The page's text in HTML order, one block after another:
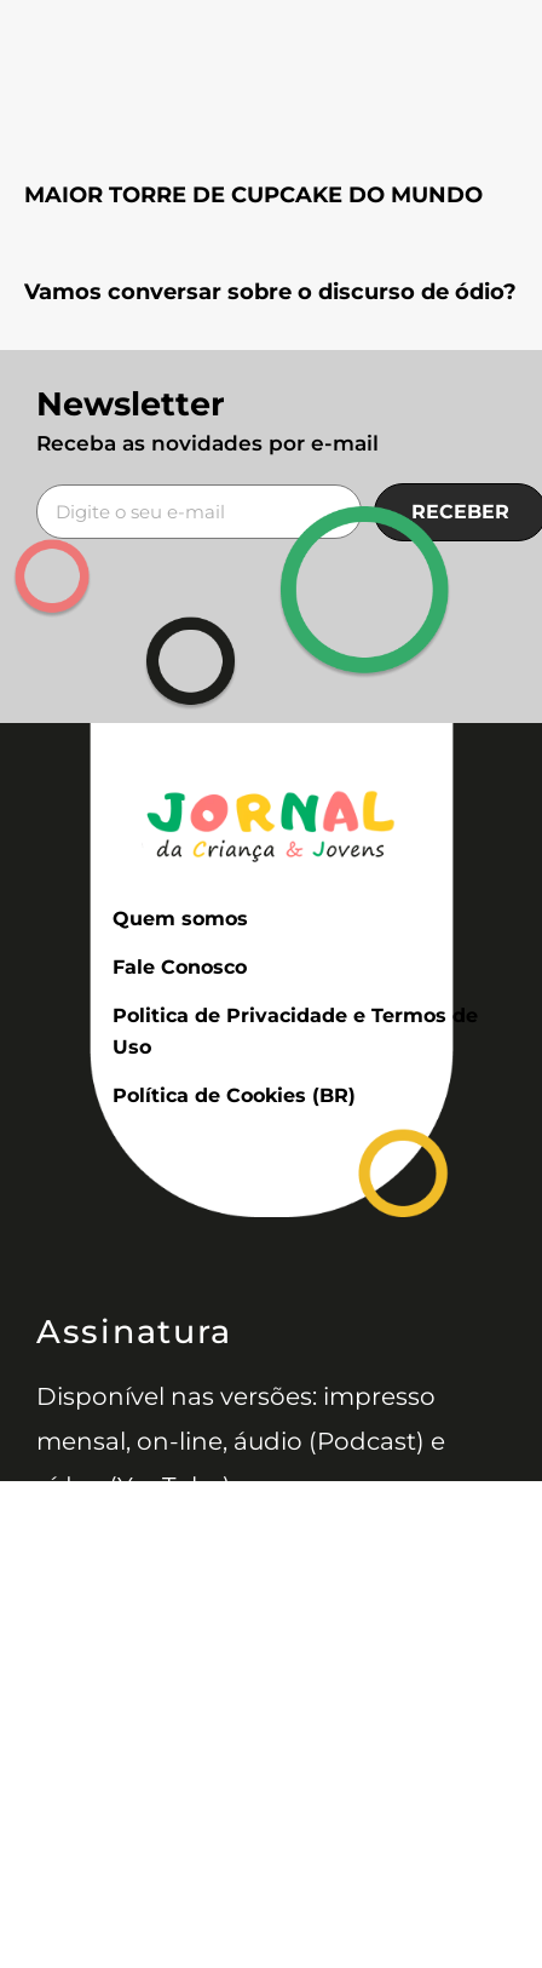
MAIOR TORRE DE CUPCAKE DO MUNDO
Vamos conversar sobre o discurso de ódio?
Newsletter
Receba as novidades por e-mail
RECEBER
Quem somos
Fale Conosco
Politica de Privacidade e Termos de
Uso
Política de Cookies (BR)
Assinatura
Disponível nas versões: impresso
mensal, on-line, áudio (Podcast) e
vídeo (YouTube).